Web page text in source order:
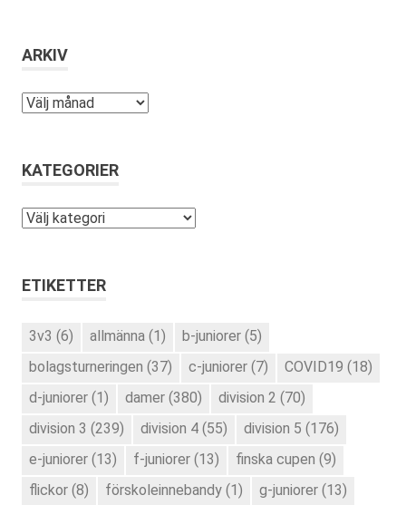
ARKIV
Arkiv
KATEGORIER
Kategorier
ETIKETTER
3v3 (6) allmänna (1) b-juniorer (5)
bolagsturneringen (37) c-juniorer (7) COVID19 (18)
d-juniorer (1) damer (380) division 2 (70)
division 3 (239) division 4 (55) division 5 (176)
e-juniorer (13) f-juniorer (13) finska cupen (9)
flickor (8) förskoleinnebandy (1) g-juniorer (13)